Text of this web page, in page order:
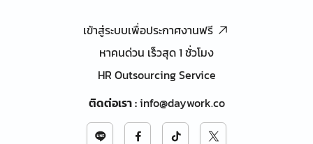
เข้าสู่ระบบเพื่อประกาศงานฟรี
หาคนด่วน เร็วสุด 1 ชั่วโมง
HR Outsourcing Service
ติดต่อเรา:info@daywork.co